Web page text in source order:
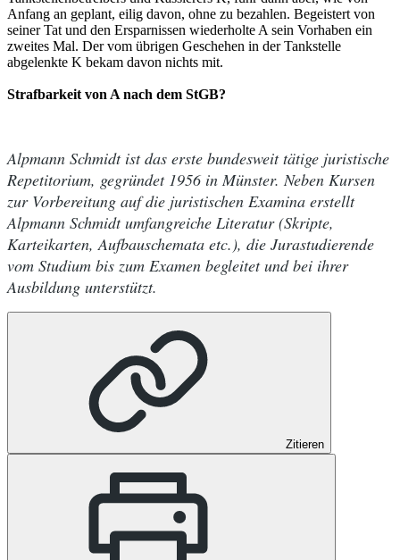
Anfang an geplant, eilig davon, ohne zu bezahlen. Begeistert von
seiner Tat und den Ersparnissen wiederholte A sein Vorhaben ein
zweites Mal. Der vom übrigen Geschehen in der Tankstelle
abgelenkte K bekam davon nichts mit.
Strafbarkeit von A nach dem StGB?
Alpmann Schmidt ist das erste bundesweit tätige juristische
Repetitorium, gegründet 1956 in Münster. Neben Kursen
zur Vorbereitung auf die juristischen Examina erstellt
Alpmann Schmidt umfangreiche Literatur (Skripte,
Karteikarten, Aufbauschemata etc.), die Jurastudierende
vom Studium bis zum Examen begleitet und bei ihrer
Ausbildung unterstützt.
Zitieren